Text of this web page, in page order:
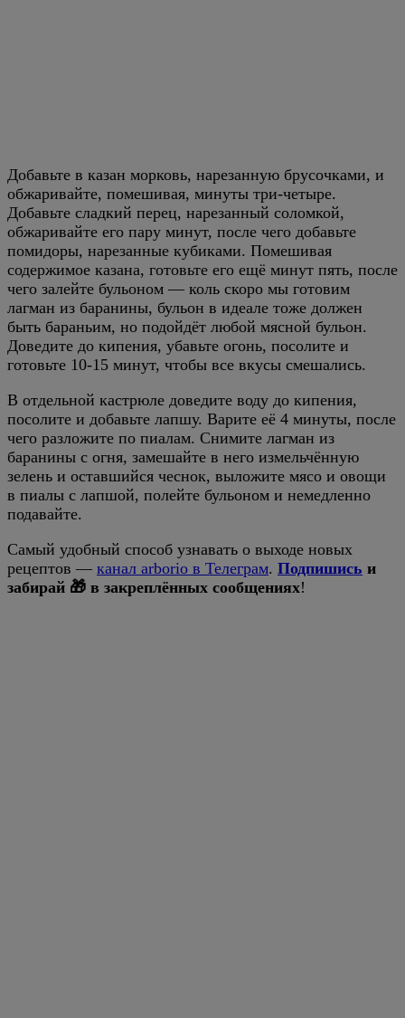
Добавьте в казан морковь, нарезанную брусочками, и
обжаривайте, помешивая, минуты три-четыре.
Добавьте сладкий перец, нарезанный соломкой,
обжаривайте его пару минут, после чего добавьте
помидоры, нарезанные кубиками. Помешивая
содержимое казана, готовьте его ещё минут пять, после
чего залейте бульоном — коль скоро мы готовим
лагман из баранины, бульон в идеале тоже должен
быть бараньим, но подойдёт любой мясной бульон.
Доведите до кипения, убавьте огонь, посолите и
готовьте 10-15 минут, чтобы все вкусы смешались.
В отдельной кастрюле доведите воду до кипения,
посолите и добавьте лапшу. Варите её 4 минуты, после
чего разложите по пиалам. Снимите лагман из
баранины с огня, замешайте в него измельчённую
зелень и оставшийся чеснок, выложите мясо и овощи
в пиалы с лапшой, полейте бульоном и немедленно
подавайте.
Самый удобный способ узнавать о выходе новых
рецептов — канал arborio в Телеграм. Подпишись и
забирай 🎁 в закреплённых сообщениях!